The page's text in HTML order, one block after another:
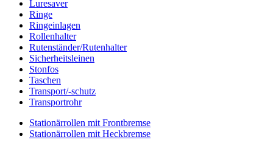
Luresaver
Ringe
Ringeinlagen
Rollenhalter
Rutenständer/Rutenhalter
Sicherheitsleinen
Stonfos
Taschen
Transport/-schutz
Transportrohr
Stationärrollen mit Frontbremse
Stationärrollen mit Heckbremse